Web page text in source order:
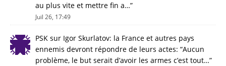
au plus vite et mettre fin a…”
Juil 26, 17:49
PSK sur Igor Skurlatov: la France et autres pays
ennemis devront répondre de leurs actes: “Aucun
problème, le but serait d’avoir les armes c’est tout…”